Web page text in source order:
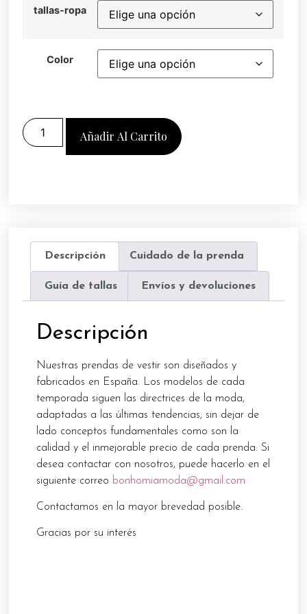
tallas-ropa
Color
Añadir Al Carrito
Descripción Cuidado de la prenda
Guía de tallas Envíos y devoluciones
Descripción
Nuestras prendas de vestir son diseñados y
fabricados en España. Los modelos de cada
temporada siguen las directrices de la moda,
adaptadas a las últimas tendencias, sin dejar de
lado conceptos fundamentales como son la
calidad y el inmejorable precio de cada prenda. Si
desea contactar con nosotros, puede hacerlo en el
siguiente correo bonhomiamoda@gmail.com
Contactamos en la mayor brevedad posible.
Gracias por su interés